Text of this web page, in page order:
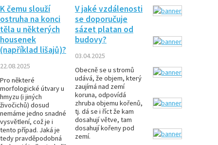
K čemu slouží
ostruha na konci
těla u některých
housenek
(například lišajů)?
22.08.2025
Pro některé
morfologické útvary u
hmyzu (i jiných
živočichů) dosud
nemáme jedno snadné
vysvětlení, což je i
tento případ. Jaká je
tedy pravděpodobná
V jaké vzdálenosti
se doporučuje
sázet platan od
budovy?
03.04.2025
Obecně se u stromů
udává, že objem, který
zaujímá nad zemí
koruna, odpovídá
zhruba objemu kořenů,
tj. dá se i říct že kam
dosahují větve, tam
dosahují kořeny pod
zemí.